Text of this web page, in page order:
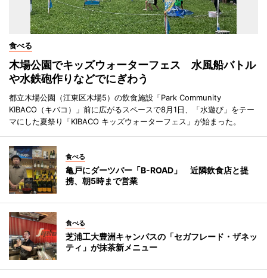
食べる
木場公園でキッズウォーターフェス 水風船バトル
や水鉄砲作りなどでにぎわう
都立木場公園（江東区木場5）の飲食施設「Park Community
KIBACO（キバコ）」前に広がるスペースで8月1日、「水遊び」をテー
マにした夏祭り「KIBACO キッズウォーターフェス」が始まった。
食べる
亀戸にダーツバー「B-ROAD」 近隣飲食店と提
携、朝5時まで営業
食べる
芝浦工大豊洲キャンパスの「セガフレード・ザネッ
ティ」が抹茶新メニュー